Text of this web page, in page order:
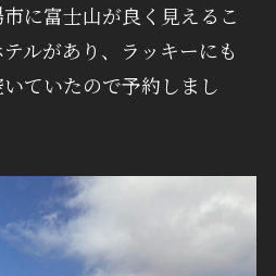
に富士山が良く見えるこ
ルがあり、ラッキーにも
ていたので予約しまし